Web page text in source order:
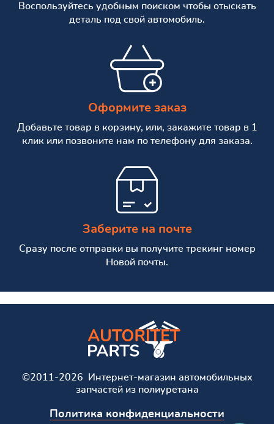
Воспользуйтесь удобным поиском чтобы отыскать
деталь под свой автомобиль.
Оформите заказ
Добавьте товар в корзину, или, закажите товар в 1
клик или позвоните нам по телефону для заказа.
Заберите на почте
Сразу после отправки вы получите трекинг номер
Новой почты.
©2011-2026 Интернет-магазин автомобильных
запчастей из полиуретана
Политика конфиденциальности